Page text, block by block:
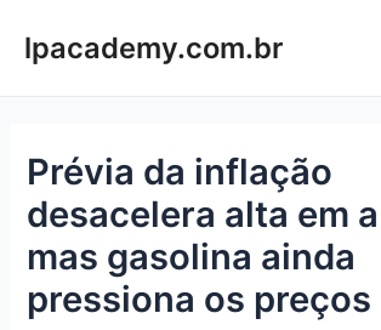
paralpacademy.com.br
Prévia da inflação
desacelera alta em
mas gasolina ainda
pressiona os preços